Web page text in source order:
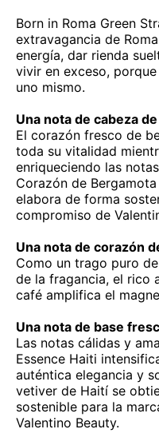
Born in Roma Green
extravagancia de
energía, dar rienda
vivir en exceso,
uno mismo.
Una nota de cabeza
El corazón fresco de
toda su vitalidad
enriqueciendo las
Corazón de
elabora de forma
compromiso de
Una nota de corazón
Como un trago puro
de la fragancia, el rico
café amplifica el
Una nota de base
Las notas cálidas y
Essence Haiti
auténtica elegancia y
vetiver de Haití se
sostenible para la
Valentino Beauty.